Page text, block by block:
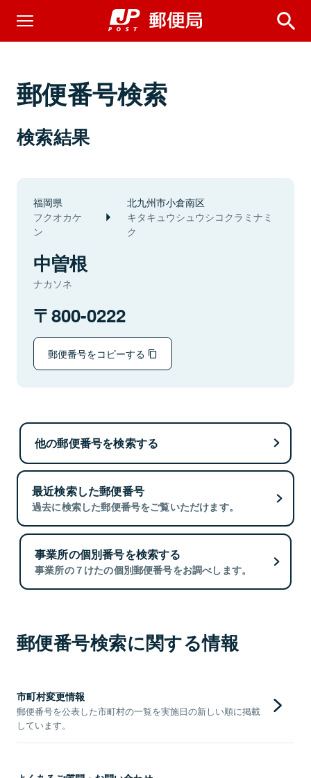
郵便番号検索
検索結果
福岡県
フクオカケ
ン
北九州市小倉南区
キタキュウシュウシコクラミナミ
ク
中曽根
ナカソネ
800-0222
郵便番号をコピーする
他の郵便番号を検索する
最近検索した郵便番号
過去に検索した郵便番号をご覧いただけます。
事業所の個別番号を検索する
事業所の７けたの個別郵便番号をお調べします。
郵便番号検索に関する情報
市町村変更情報
郵便番号を公表した市町村の一覧を実施日の新しい順に掲載
しています。